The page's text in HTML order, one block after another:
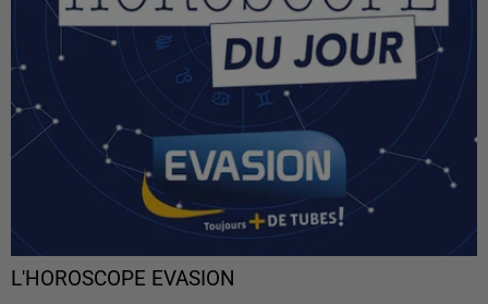
L'HOROSCOPE EVASION